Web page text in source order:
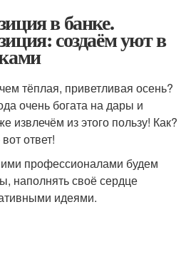
в банке.
создаём уют в
тёплая, приветливая осень?
очень богата на дары и
извлечём из этого пользу! Как?
ответ!
профессионалами будем
наполнять своё сердце
идеями.